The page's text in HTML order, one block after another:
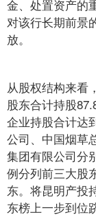
金、处置资产的
对该行长期前景
放。
从股权结构来看
股东合计持股
企业持股合计达
公司、中国烟草
集团有限公司分
例分列前三大股
东。将昆明产投
东榜上一步到位